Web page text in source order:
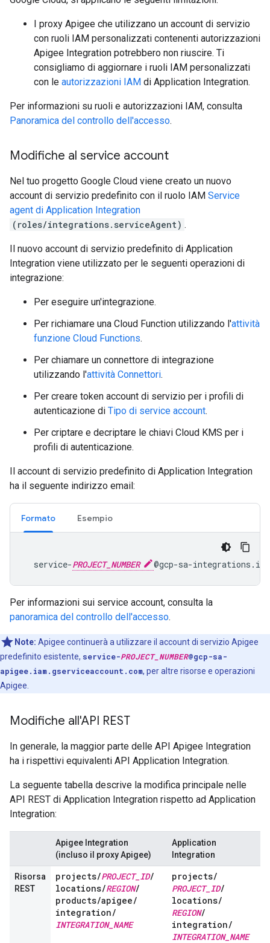
I proxy Apigee che utilizzano un account di servizio
con ruoli IAM personalizzati contenenti autorizzazioni
Apigee Integration potrebbero non riuscire. Ti
consigliamo di aggiornare i ruoli IAM personalizzati
con le autorizzazioni IAM di Application Integration.
Per informazioni su ruoli e autorizzazioni IAM, consulta
Panoramica del controllo dell'accesso.
Modifiche al service account
Nel tuo progetto Google Cloud viene creato un nuovo
account di servizio predefinito con il ruolo IAM Service
agent di Application Integration
(roles/integrations.serviceAgent) .
Il nuovo account di servizio predefinito di Application
Integration viene utilizzato per le seguenti operazioni di
integrazione:
Per eseguire un'integrazione.
Per richiamare una Cloud Function utilizzando l'attività
funzione Cloud Functions.
Per chiamare un connettore di integrazione
utilizzando l'attività Connettori.
Per creare token account di servizio per i profili di
autenticazione di Tipo di service account.
Per criptare e decriptare le chiavi Cloud KMS per i
profili di autenticazione.
Il account di servizio predefinito di Application Integration
ha il seguente indirizzo email:
Formato Esempio
  service-
PROJECT_NUMBER
Per informazioni sui service account, consulta la
panoramica del controllo dell'accesso.
Note: Apigee continuerà a utilizzare il account di servizio Apigee
predefinito esistente, service-PROJECT_NUMBER@gcp-sa-
apigee.iam.gserviceaccount.com, per altre risorse e operazioni
Apigee.
Modifiche all'API REST
In generale, la maggior parte delle API Apigee Integration
ha i rispettivi equivalenti API Application Integration.
La seguente tabella descrive la modifica principale nelle
API REST di Application Integration rispetto ad Application
Integration:
Apigee Integration
(incluso il proxy Apigee)
Application
Integration
Risorsa
REST
projects/PROJECT_ ID/
locations/REGION/
products/apigee/
integration/
INTEGRATION_ NAME
projects/
PROJECT_ ID/
locations/
REGION/
integration/
INTEGRATION_ NAME